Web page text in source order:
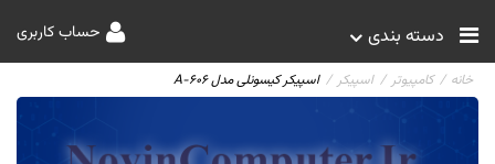
حساب کاربری دسته بندی
خانه کامپیوتر اسپیکر اسپیکر کیسونلی مدل A-606